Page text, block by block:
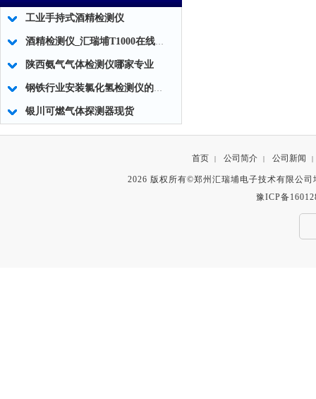
工业手持式酒精检测仪
酒精检测仪_汇瑞埔T1000在线式防爆型酒精检测仪
陕西氨气气体检测仪哪家专业
钢铁行业安装氯化氢检测仪的重要性
银川可燃气体探测器现货
首页 | 公司简介 | 公司新闻 |
2026 版权所有©郑州汇瑞埔电子技术有限公
豫ICP备